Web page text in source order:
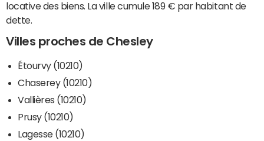
locative des biens. La ville cumule 189 € par habitant de
dette.
Villes proches de Chesley
Étourvy (10210)
Chaserey (10210)
Vallières (10210)
Prusy (10210)
Lagesse (10210)